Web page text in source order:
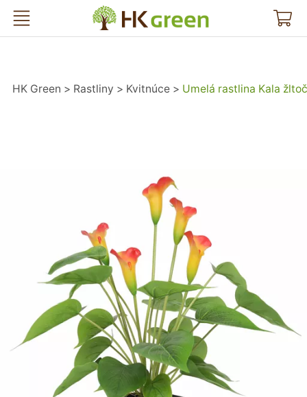
HK Green
HK Green Rastliny Kvitnúce Umelá rastlina Kala